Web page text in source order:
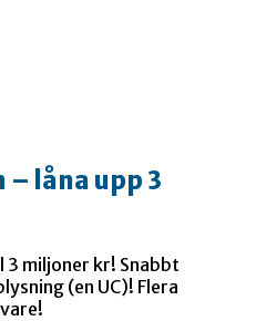
låna upp 3
3 miljoner kr! Snabbt
(en UC)! Flera